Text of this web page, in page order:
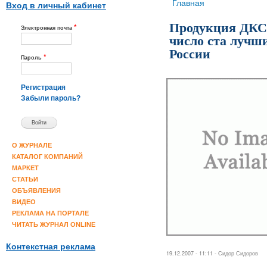
Вход в личный кабинет
Электронная почта *
Пароль *
Регистрация
Забыли пароль?
О ЖУРНАЛЕ
КАТАЛОГ КОМПАНИЙ
МАРКЕТ
СТАТЬИ
ОБЪЯВЛЕНИЯ
ВИДЕО
РЕКЛАМА НА ПОРТАЛЕ
ЧИТАТЬ ЖУРНАЛ ONLINE
Контекстная реклама
Вы здесь
Главная
Продукция
число ста
России
19.12.2007 - 11:11 - Сидор Сидоров